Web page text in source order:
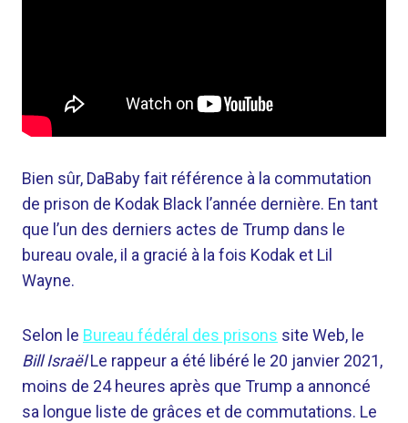
Bien sûr, DaBaby fait référence à la commutation
de prison de Kodak Black l’année dernière. En tant
que l’un des derniers actes de Trump dans le
bureau ovale, il a gracié à la fois Kodak et Lil
Wayne.
Selon le Bureau fédéral des prisons site Web, le
Bill IsraëlLe rappeur a été libéré le 20 janvier 2021,
moins de 24 heures après que Trump a annoncé
sa longue liste de grâces et de commutations. Le